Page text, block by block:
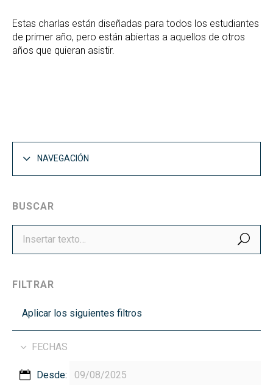
Estas charlas están diseñadas para todos los estudiantes
de primer año, pero están abiertas a aquellos de otros
años que quieran asistir.
NAVEGACIÓN
BUSCAR
FILTRAR
Aplicar los siguientes filtros
FECHAS
Desde: